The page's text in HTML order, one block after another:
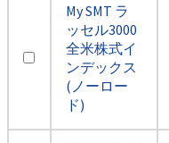
My SMT ラ
ッセル3000
全米株式イ
ンデックス
(ノーロー
ド)